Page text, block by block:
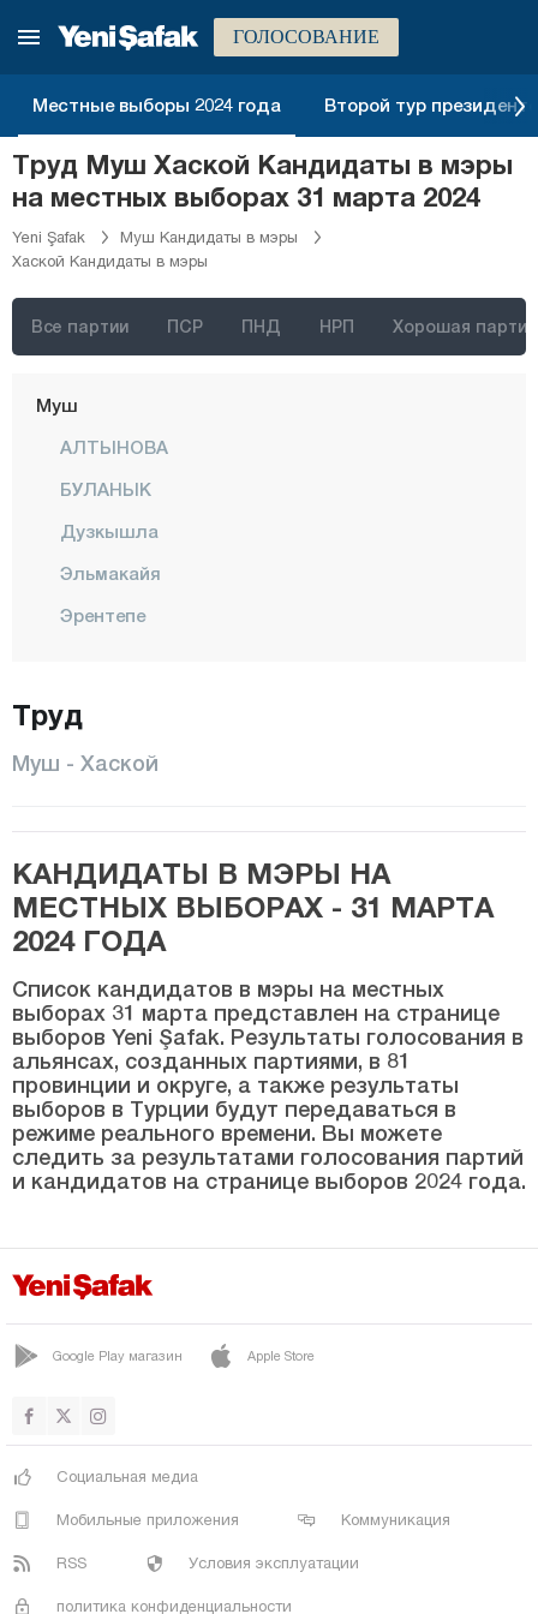
ГОЛОСОВАНИЕ
Местные выборы 2024 года Второй тур
Труд Муш Хаской Кандидаты в мэры
на местных выборах 31 марта 2024
Yeni Şafak
Муш Кандидаты в мэры
Хаской Кандидаты в мэры
Все партии ПСР ПНД НРП Хорошая партия
Конья
Малатья
Маниса
Мардин
Мугла
Муш
АЛТЫНОВА
БУЛАНЫК
Дузкышла
Эльмакайя
Эрентепе
Караагачлы
Кыркёй
Конаккуран
Конукбеклер
КОРКУТ
МАЛАЗГИРТ
Центр
Рустемгедик
Сарыпынар
Серинова
Сунгу
ВАРТО
Яйгын
Невшехир
Труд
Муш - Хаской
КАНДИДАТЫ В МЭРЫ НА
МЕСТНЫХ ВЫБОРАХ - 31 МАРТА
2024 ГОДА
Список кандидатов в мэры на местных
выборах 31 марта представлен на странице
выборов Yeni Şafak. Результаты голосования в
альянсах, созданных партиями, в 81
провинции и округе, а также результаты
выборов в Турции будут передаваться в
режиме реального времени. Вы можете
следить за результатами голосования партий
и кандидатов на странице выборов 2024 года.
Google Play магазин Apple Store
Социальная медиа
Мобильные приложения Коммуникация
RSS Условия эксплуатации
политика конфиденциальности